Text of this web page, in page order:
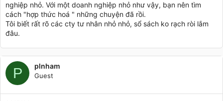
nghiệp nhỏ. Với một doanh nghiệp nhỏ như vậy, bạn nên tìm
cách "hợp thức hoá " những chuyện đã rồi.
Tôi biết rất rõ các cty tư nhân nhỏ nhỏ, sổ sách ko rạch ròi lắm
đâu.
P plnham
Guest